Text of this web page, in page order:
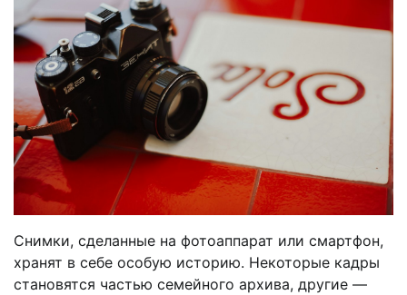
Снимки, сделанные на фотоаппарат или смартфон,
хранят в себе особую историю. Некоторые кадры
становятся частью семейного архива, другие ―